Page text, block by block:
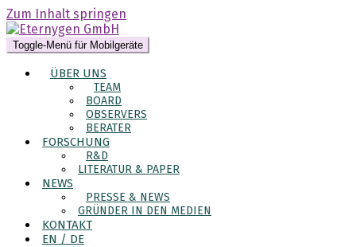
Zum Inhalt springen
Toggle-Menü für Mobilgeräte
ÜBER UNS
TEAM
BOARD
OBSERVERS
BERATER
FORSCHUNG
R&D
LITERATUR & PAPER
NEWS
PRESSE & NEWS
GRÜNDER IN DEN MEDIEN
KONTAKT
EN / DE